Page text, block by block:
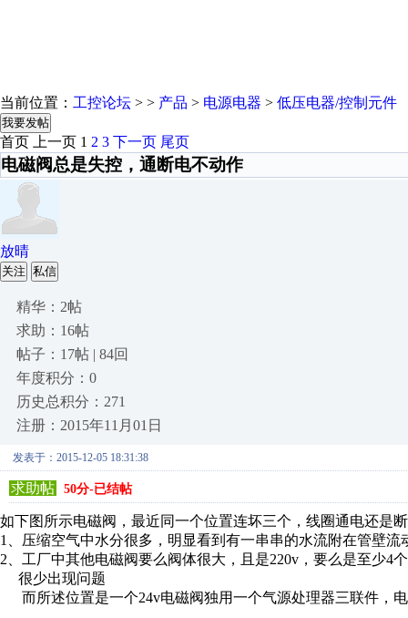
当前位置： 工控论坛 > > 产品 > 电源电器 > 低压电器/控制元件
我要发帖
首页 上一页 1 2 3 下一页 尾页
电磁阀总是失控，通断电不动作
放晴
关注 私信
精华：2帖
求助：16帖
帖子：17帖 | 84回
年度积分：0
历史总积分：271
注册：2015年11月01日
发表于：2015-12-05 18:31:38
求助帖 50分-已结帖
如下图所示电磁阀，最近同一个位置连坏三个，线圈通电还是
1、压缩空气中水分很多，明显看到有一串串的水流附在管壁流
2、工厂中其他电磁阀要么阀体很大，且是220v，要么是至少4
很少出现问题
而所述位置是一个24v电磁阀独用一个气源处理器三联件，